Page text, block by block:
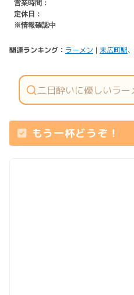
関連ランキング： ラーメン | 末広町駅、
もう一杯どうぞ！